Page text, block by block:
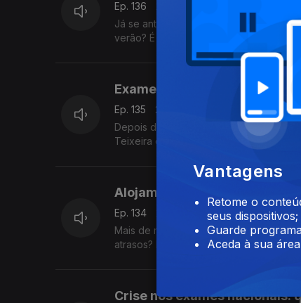
Ep. 136
Já se anteveem problemas nas
verão? É sobre isso que falam o antigo
Exames Nacionais: nenhum
Ep. 135
22 jul. 2026
Depois do PR exigir a salvaguarda do
Teixeira da Cruz, antiga ministra da
Alojamento estudantil: como
Ep. 134
Mais de metade dos alojamentos para
atrasos? Respondem André Silva,
Crise nos exames nacionais:
Vantagens
Retome o
seus dispositivos;
Guarde
Aceda à sua